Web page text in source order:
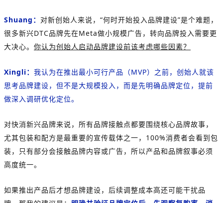
Shuang： 对新创始人来说，“何时开始投入品牌建设”是个难题，
很多新兴DTC品牌先在Meta做小规模广告，转向品牌投入需要更
大决心。 你认为创始人启动品牌建设前该考虑哪些因素？
Xingli： 我认为在推出最小可行产品（MVP）之前，创始人就该
思考品牌建设，但不是大规模投入，而是先明确品牌定位，提前
做深入调研优化定位。
对快消新兴品牌来说，所有品牌接触点都要围绕核心品牌故事，
尤其包装和配方是最重要的宣传载体之一，100%消费者会看到包
装，只有部分会接触品牌内容或广告，所以产品和品牌叙事必须
高度统一。
如果推出产品后才想品牌建设，后续调整成本高还可能干扰品